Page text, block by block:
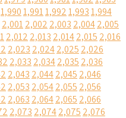
1,9901,9911,9921,9931,994
2,0012,002 2,003 2,0042,005
2,012 2,013 2,0142,015 2,016
2,023 2,0242,025 2,026
2,033 2,0342,035 2,036
2,043 2,0442,045 2,046
2,053 2,0542,055 2,056
2,063 2,0642,065 2,066
2,073 2,0742,075 2,076